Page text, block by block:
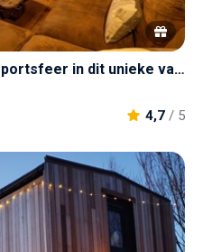
365 Dagen per jaar wintersportsfeer in dit unieke vakantiehuis met échte skiliftcabine
4,7 / 5